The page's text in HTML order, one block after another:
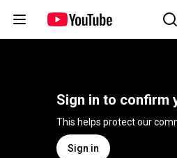
Sign in to confirm
Sign in